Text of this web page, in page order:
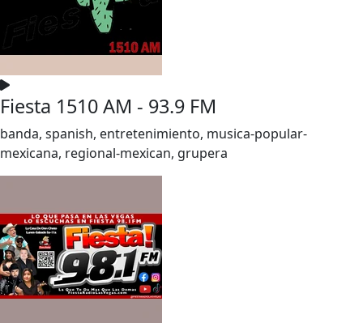
Fiesta 1510 AM - 93.9 FM
banda, spanish, entretenimiento, musica-popular-
mexicana, regional-mexican, grupera